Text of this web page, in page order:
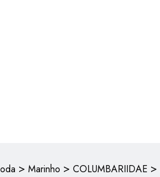
> Marinho > COLUMBARIIDAE >